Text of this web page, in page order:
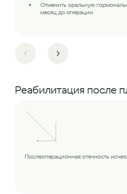
Отменить оральную
месяц до операции
Реабилитация после
Послеоперационная отечность